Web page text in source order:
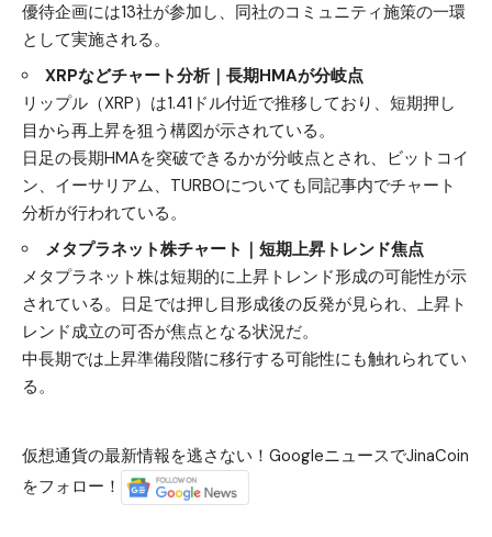
優待企画には13社が参加し、同社のコミュニティ施策の一環
として実施される。
XRPなどチャート分析｜長期HMAが分岐点
リップル（XRP）は1.41ドル付近で推移しており、短期押し
目から再上昇を狙う構図が示されている。
日足の長期HMAを突破できるかが分岐点とされ、ビットコイ
ン、イーサリアム、TURBOについても同記事内でチャート
分析が行われている。
メタプラネット株チャート｜短期上昇トレンド焦点
メタプラネット株は短期的に上昇トレンド形成の可能性が示
されている。日足では押し目形成後の反発が見られ、上昇ト
レンド成立の可否が焦点となる状況だ。
中長期では上昇準備段階に移行する可能性にも触れられてい
る。
仮想通貨の最新情報を逃さない！GoogleニュースでJinaCoin
をフォロー！